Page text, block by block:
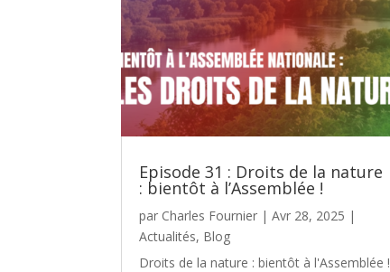
Episode 31 : Droits de la nature
: bientôt à l’Assemblée !
par Charles Fournier |Avr 28, 2025 |
Actualités, Blog
Droits de la nature : bientôt à l'Assemblée !